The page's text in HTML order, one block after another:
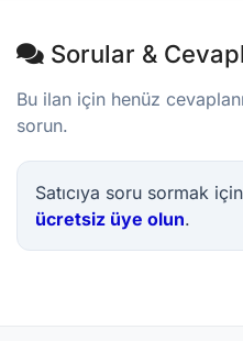
Sorular &
Bu ilan için henüz
sorun.
Satıcıya soru sormak için
ücretsiz üye olun.